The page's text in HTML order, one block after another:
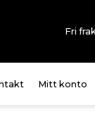
Fri
Mitt konto